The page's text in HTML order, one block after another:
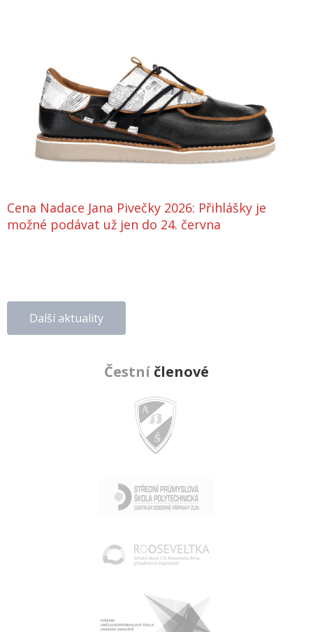
Cena Nadace Jana Pivečky 2026: Přihlášky je
možné podávat už jen do 24. června
Další aktuality
Čestní členové